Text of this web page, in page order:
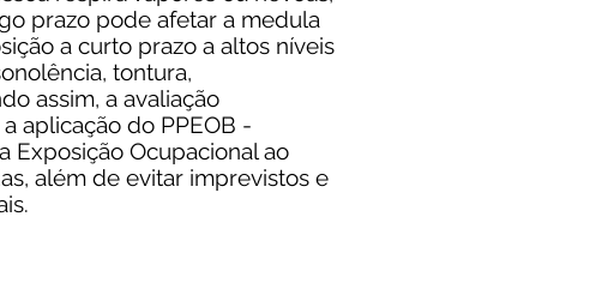
prazo pode afetar a medula
a curto prazo a altos níveis
tontura,
assim, a avaliação
aplicação do PPEOB -
Exposição Ocupacional ao
além de evitar imprevistos e